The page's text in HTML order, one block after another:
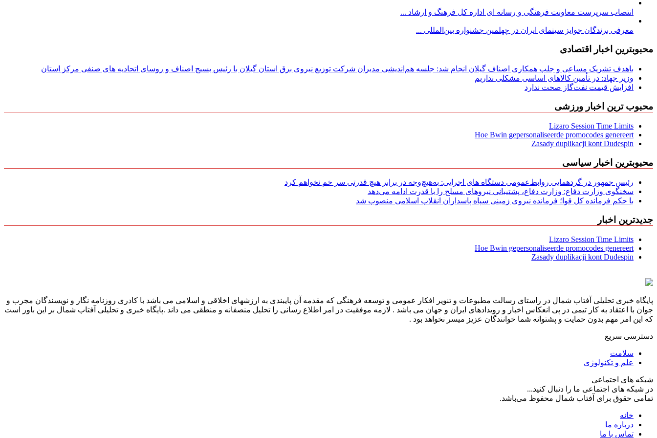
انتصاب سرپرست معاونت فرهنگی و رسانه ای اداره کل فرهنگ و ارشاد ...
معرفی برندگان جوایز سینمای ایران در چهلمین جشنواره بین‌المللی ...
محبوبترین اخبار اقتصادی
باهدف تشریک مساعی و جلب همکاری اصناف گیلان انجام شد: جلسه هم‌اندیشی مدیران شركت توزیع نیروی برق استان گیلان با رئیس بسیج اصناف و روسای اتحادیه های صنفی مركز استان
وزیر جهاد: در تأمین کالاهای اساسی مشکلی نداریم
افزایش قیمت نفت‌گاز صحت ندارد
محبوب ترین اخبار ورزشی
Lizaro Session Time Limits
Hoe Bwin gepersonaliseerde promocodes genereert
Zasady duplikacji kont Dudespin
محبوبترین اخبار سیاسی
رئیس جمهور در گردهمایی روابط‌عمومی دستگاه های اجرایی: به‌هیچ‌وجه در برابر هیچ قدرتی سر خم نخواهم کرد
سخنگوی وزارت دفاع: وزارت دفاع، پشتیبانی نیرو‌های مسلح را با قدرت ادامه می‌دهد
با حکم فرمانده کل قوا؛ فرمانده نیروی زمینی سپاه پاسداران انقلاب اسلامی منصوب شد
جدیدترین اخبار
Lizaro Session Time Limits
Hoe Bwin gepersonaliseerde promocodes genereert
Zasady duplikacji kont Dudespin
پایگاه خبری تحلیلی آفتاب شمال در راستای رسالت مطبوعات و تنویر افکار عمومی و توسعه فرهنگی که مقدمه آن پایبندی به ارزشهای اخلاقی و اسلامی می باشد با کادری روزنامه نگار و نویسندگان مجرب و
جوان با اعتقاد به کار تیمی در پی انعکاس اخبار و رویدادهای ایران و جهان می باشد . لازمه موفقیت در امر اطلاع رسانی را تحلیل منصفانه و منطقی می داند .پایگاه خبری و تحلیلی آفتاب شمال بر این باور است
که این امر مهم بدون حمایت و پشتوانه شما خوانندگان عزیز میسر نخواهد بود .
دسترسی سریع
سلامت
علم و تکنولوژی
شبکه های اجتماعی
در شبکه های اجتماعی ما را دنبال کنید...
تمامی حقوق برای آفتاب شمال محفوظ می‌باشد.
خانه
درباره ما
تماس با ما